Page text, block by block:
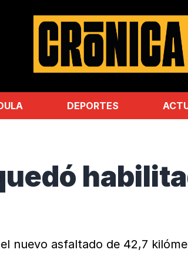
DEPORTES
nuevo asfaltado de 42,7